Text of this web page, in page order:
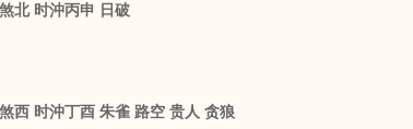
北 时沖丙申 日破
西 时沖丁酉 朱雀 路空 贵人 贪狼